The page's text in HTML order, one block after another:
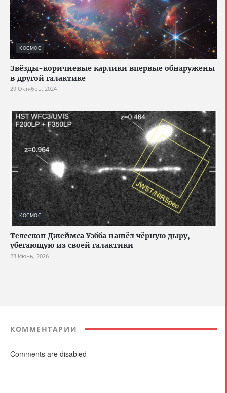
КОСМОС
Звёзды-коричневые карлики впервые обнаружены
в другой галактике
29 Октябрь, 2024
КОСМОС
Телескоп Джеймса Уэбба нашёл чёрную дыру,
убегающую из своей галактики
23 Июнь, 2026
КОММЕНТАРИИ
Comments are disabled